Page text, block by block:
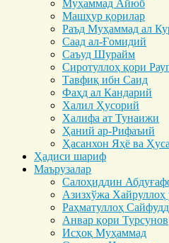
Муҳаммад Айюб
Машҳур қорилар
Раъд Муҳаммад ал
Саад ал-Ғомидий
Саъуд Шурайм
Сиротуллоҳ қори
Тавфиқ ибн Саид
Фаҳд ал Кандарий
Халил Ҳусорий
Халифа ат Тунаижи
Ҳаний ар-Рифаъий
Ҳасанхон Яҳё ва
Ҳадиси шариф
Маърузалар
Салоҳиддин
Азизхўжа Хайруллоҳ
Раҳматуллоҳ
Анвар қори Турсунов
Исҳоқ Муҳаммад